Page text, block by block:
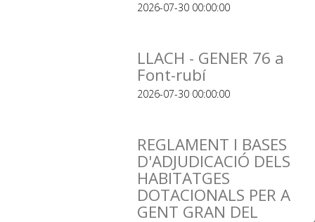
2026-07-30 00:00:00
LLACH - GENER 76 a
Font-rubí
2026-07-30 00:00:00
REGLAMENT I BASES
D'ADJUDICACIÓ DELS
HABITATGES
DOTACIONALS PER A
GENT GRAN DEL